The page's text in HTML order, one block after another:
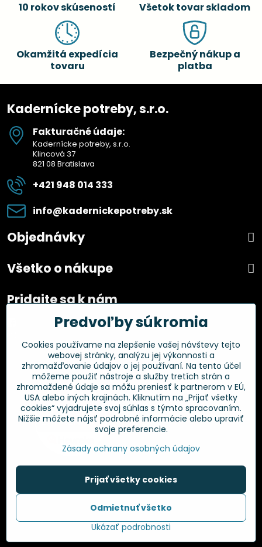
10 rokov skúseností Všetok tovar skladom
Okamžitá expedícia
tovaru
Bezpečný nákup a
platba
Kadernícke potreby, s.r.o.
Fakturačné údaje:
Kadernícke potreby, s.r.o.
Klincová 37
821 08 Bratislava
+421 948 014 333
info​@kadernickepotreby​.sk
Objednávky
Všetko o nákupe
Pridajte sa k nám
Facebook
Overené zákazníkmi
©2026Copyright
Predvoľby súkromiaZásady ochrany osobných údajov
Vytvorené pomocou:BiznisWeb.sk
Predvoľby súkromia
Cookies používame na zlepšenie vašej návštevy tejto
webovej stránky, analýzu jej výkonnosti a
zhromažďovanie údajov o jej používaní. Na tento účel
môžeme použiť nástroje a služby tretích strán a
zhromaždené údaje sa môžu preniesť k partnerom v EÚ,
USA alebo iných krajinách. Kliknutím na „Prijať všetky
cookies“ vyjadrujete svoj súhlas s týmto spracovaním.
Nižšie môžete nájsť podrobné informácie alebo upraviť
svoje preferencie.
Zásady ochrany osobných údajov
Ukázať podrobnosti
Prijať všetky cookies
Odmietnuť všetko